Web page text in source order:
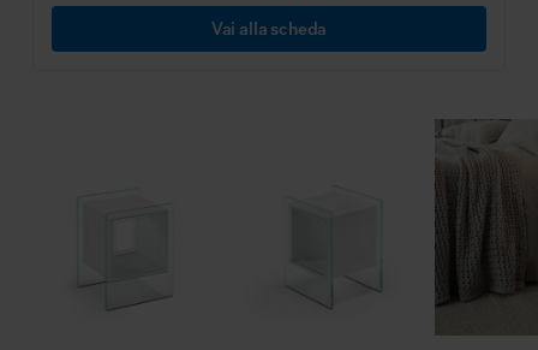
Vai alla scheda